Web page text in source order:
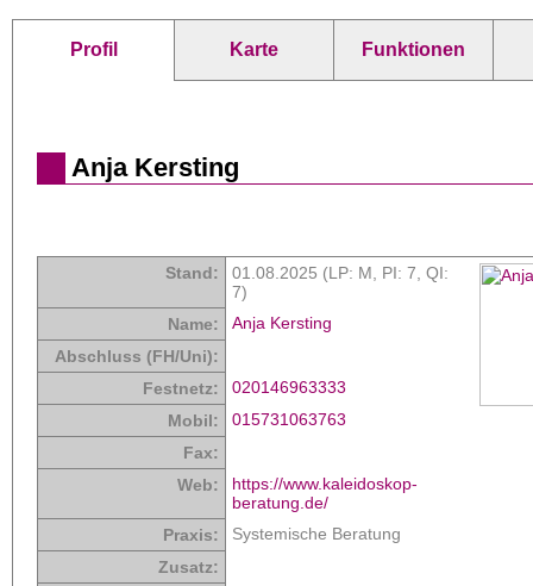
Profil Karte Funktionen
Anja Kersting
Stand: 01.08.2025 (LP: M, PI: 7 QI:
7)
Name:
Anja Kersting
Abschluss (FH/Uni):
Festnetz:
020146963333
Mobil:
015731063763
Fax:
Web:
https://www.kaleidoskop-
beratung.de/
Praxis:
Systemische Beratung
Zusatz: